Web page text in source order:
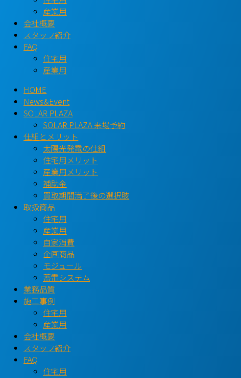
産業用
会社概要
スタッフ紹介
FAQ
住宅用
産業用
HOME
News&Event
SOLAR PLAZA
SOLAR PLAZA 来場予約
仕組とメリット
太陽光発電の仕組
住宅用メリット
産業用メリット
補助金
買取期間満了後の選択肢
取扱商品
住宅用
産業用
自家消費
企画商品
モジュール
蓄電システム
業務品質
施工事例
住宅用
産業用
会社概要
スタッフ紹介
FAQ
住宅用